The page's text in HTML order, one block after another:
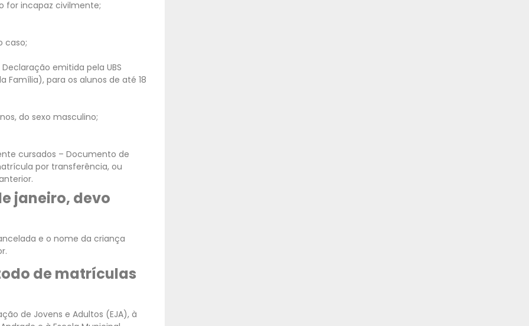
for incapaz civilmente;
caso;
emitida pela UBS
Família), para os alunos de até 18
do sexo masculino;
cursados – Documento de
por transferência, ou
janeiro, devo
e o nome da criança
de matrículas
de Jovens e Adultos (EJA), à